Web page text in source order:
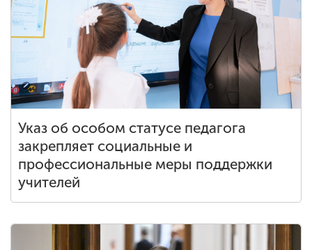
Указ об особом статусе педагога
закрепляет социальные и
профессиональные меры поддержки
учителей